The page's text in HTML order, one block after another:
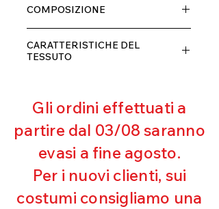
doppio strato con fodera.
entro 10 giorni dal ricevimento,
rimborseremo il cliente, escluse le
spese di spedizione, non appena
riceveremo la merce resa ed
COMPOSIZIONE
20% ELASTANE
CARATTERISTICHE DEL
TESSUTO
Resistente al pilling
Eccellente protezione dai raggi
UV
Ottima copertura
Ultra cloro resistente
Mantenimento della forma
Perfetta vestibilità
Gli ordini effettuati a
partire dal 03/08 saranno
evasi a fine agosto.
Per i nuovi clienti, sui
costumi consigliamo una